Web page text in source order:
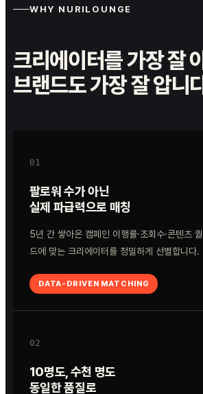
WHY NURILOUNGE
크리에이터를 가장 잘
브랜드도 가장 잘 압니
01
팔로워 수가 아닌
실제 파급력으로 매칭
5년 간 쌓아온 캠페인 이행률·조회수·콘텐츠
드에 맞는 크리에이터를 정밀하게 선별합니다.
DATA-DRIVEN MATCHING
02
10명도, 수천 명도
동일한 품질로